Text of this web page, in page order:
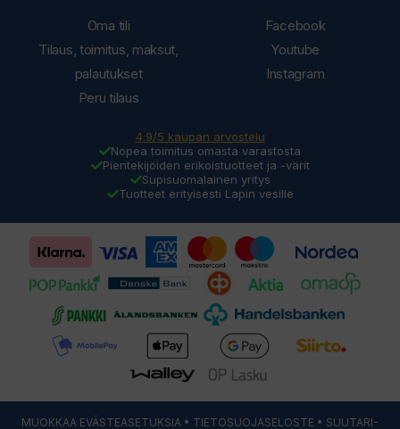
Oma tili
Tilaus, toimitus, maksut,
palautukset
Peru tilaus
Facebook
Youtube
Instagram
4.9/5 kaupan arvostelu
Nopea toimitus omasta varastosta
Pientekijöiden erikoistuotteet ja -värit
Supisuomalainen yritys
Tuotteet erityisesti Lapin vesille
MUOKKAA EVÄSTEASETUKSIA • TIETOSUOJASELOSTE • SUUTARI-